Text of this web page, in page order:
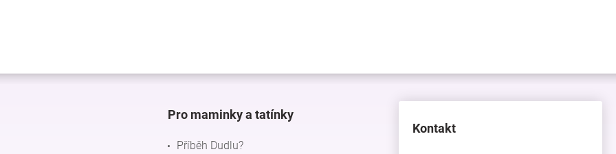
Pro maminky a tatínky
Příběh Dudlu?
Kontakt